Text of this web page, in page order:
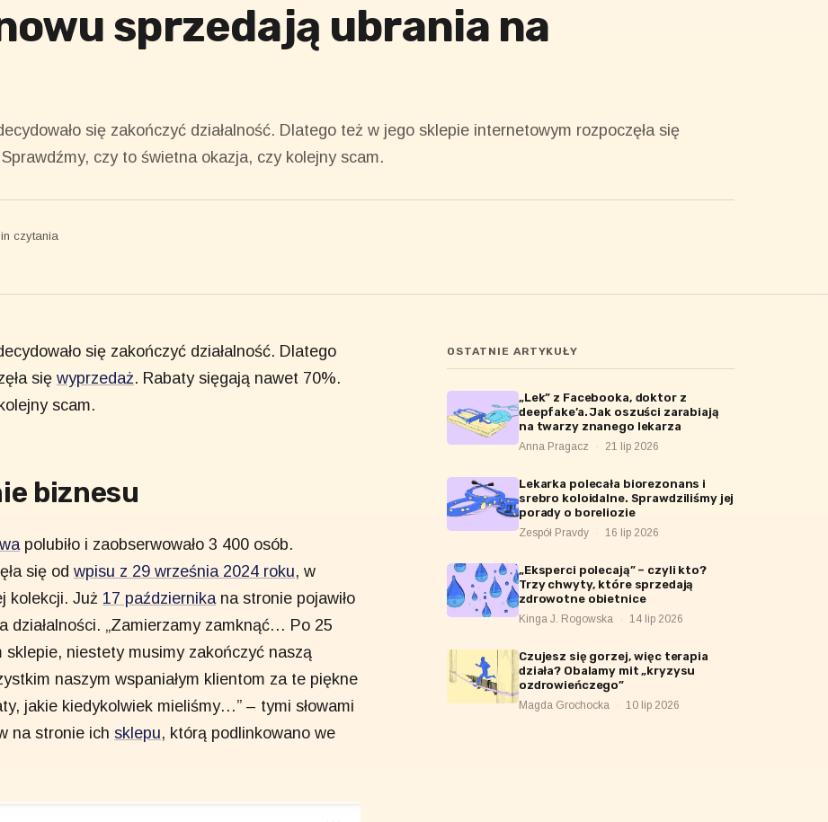
sprzedają ubrania na
się zakończyć działalność. Dlatego też w jego sklepie internetowym rozpoczęła się
czy to świetna okazja, czy kolejny scam.
czytania
się zakończyć działalność. Dlatego
się wyprzedaż. Rabaty sięgają nawet 70%.
scam.
biznesu
polubiło i zaobserwowało 3 400 osób.
się od wpisu z 29 września 2024 roku, w
kolekcji. Już 17 październikana stronie pojawiło
działalności. „Zamierzamy zamknąć… Po 25
niestety musimy zakończyć naszą
naszym wspaniałym klientom za te piękne
jakie kiedykolwiek mieliśmy…” – tymi słowami
na stronie ich sklepu, którą podlinkowano we
OSTATNIE ARTYKUŁY
„Lek” z Facebooka, doktor z
deepfake’a. Jak oszuści zarabiają
na twarzy znanego lekarza
Anna Pragacz · 21 lip 2026
Lekarka polecała biorezonans i
srebro koloidalne. Sprawdziliśmy jej
porady o boreliozie
Zespół Pravdy · 16 lip 2026
„Eksperci polecają” – czyli kto?
Trzy chwyty, które sprzedają
zdrowotne obietnice
Kinga J. Rogowska · 14 lip 2026
Czujesz się gorzej, więc terapia
działa? Obalamy mit „kryzysu
ozdrowieńczego”
Magda Grochocka · 10 lip 2026